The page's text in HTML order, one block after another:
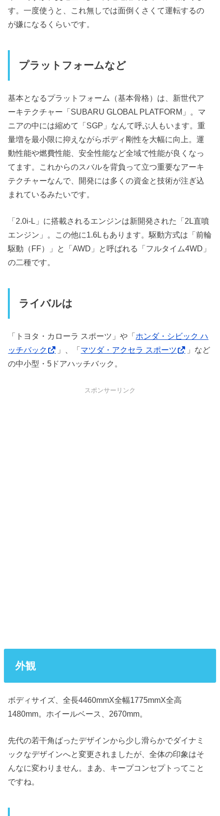
す。一度使うと、これ無しでは面倒くさくて運転するの
が嫌になるくらいです。
プラットフォームなど
基本となるプラットフォーム（基本骨格）は、新世代ア
ーキテクチャー「SUBARU GLOBAL PLATFORM」。マ
ニアの中には縮めて「SGP」なんて呼ぶ人もいます。重
量増を最小限に抑えながらボディ剛性を大幅に向上。運
動性能や燃費性能、安全性能など全域で性能が良くなっ
てます。これからのスバルを背負って立つ重要なアーキ
テクチャーなんで、開発には多くの資金と技術が注ぎ込
まれているみたいです。
「2.0i-L」に搭載されるエンジンは新開発された「2L直噴
エンジン」。この他に1.6Lもあります。駆動方式は「前輪
駆動（FF）」と「AWD」と呼ばれる「フルタイム4WD」
の二種です。
ライバルは
「トヨタ・カローラ スポーツ」や「 ホンダ・シビック ハ
ッチバック
」、「 マツダ・アクセラ スポーツ
」など
の中小型・5ドアハッチバック。
スポンサーリンク
外観
ボディサイズ、全長4460mmX全幅1775mmX全高
1480mm。ホイールベース、2670mm。
先代の若干角ばったデザインから少し滑らかでダイナミ
ックなデザインへと変更されましたが、全体の印象はそ
んなに変わりません。まあ、キープコンセプトってこと
ですね。